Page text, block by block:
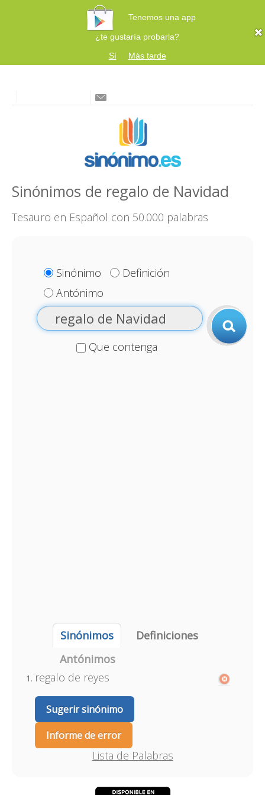
Tenemos una app
¿te gustaría probarla?
Sí
Más tarde
Sinónimos de regalo de Navidad
Tesauro en Español con 50.000 palabras
Sinónimo
Definición
Antónimo
Que contenga
Sinónimos
Definiciones
Antónimos
regalo de reyes
Sugerir sinónimo
Informe de error
Lista de Palabras